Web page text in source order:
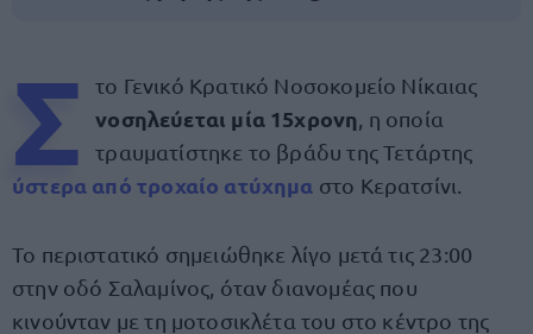
Σ το Γενικό Κρατικό Νοσοκομείο Νίκαιας
νοσηλεύεται μία 15χρονη , η οποία
τραυματίστηκε το βράδυ της Τετάρτης
ύστερα από τροχαίο ατύχημα στο Κερατσίνι.
Το περιστατικό σημειώθηκε λίγο μετά τις 23:00
στην οδό Σαλαμίνος, όταν διανομέας που
κινούνταν με τη μοτοσικλέτα του στο κέντρο της